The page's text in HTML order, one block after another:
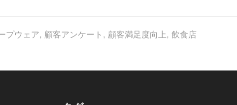
プウェア, 顧客アンケート , 顧客満足度向上, 飲食店